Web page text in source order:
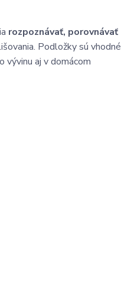
rozpoznávať, porovnávať
Podložky sú vhodné
vývinu aj v domácom